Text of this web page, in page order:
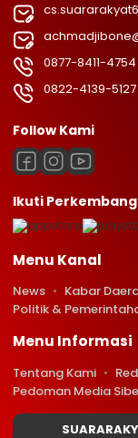
0877-8411-4754
0822-4139-5127
Follow Kami
Ikuti
Menu Kanal
News Kabar
Politik &
Menu Informasi
Tentang Kami
Pedoman Media